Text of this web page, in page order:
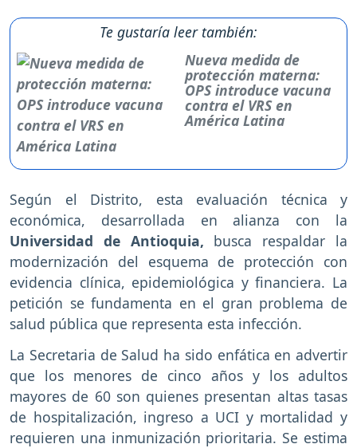
Te gustaría leer también:
Nueva medida de
protección materna:
OPS introduce vacuna
contra el VRS en
América Latina
Según el Distrito, esta evaluación técnica y
económica, desarrollada en alianza con la
Universidad de Antioquia, busca respaldar la
modernización del esquema de protección con
evidencia clínica, epidemiológica y financiera. La
petición se fundamenta en el gran problema de
salud pública que representa esta infección.
La Secretaria de Salud ha sido enfática en advertir
que los menores de cinco años y los adultos
mayores de 60 son quienes presentan altas tasas
de hospitalización, ingreso a UCI y mortalidad y
requieren una inmunización prioritaria. Se estima